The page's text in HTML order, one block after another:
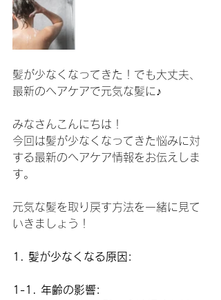
髪が少なくなってきた！でも大丈夫、
最新のヘアケアで元気な髪に♪
みなさんこんにちは！
今回は髪が少なくなってきた悩みに対
する最新のヘアケア情報をお伝えしま
す。
元気な髪を取り戻す方法を一緒に見て
いきましょう！
1. 髪が少なくなる原因:
1-1. 年齢の影響: